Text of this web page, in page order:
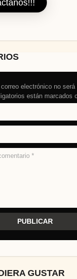
electrónico no será
están marcados
GUSTAR